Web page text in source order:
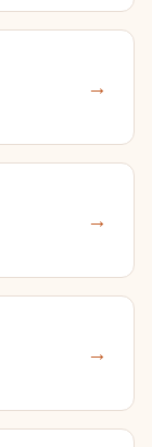
→
→
→